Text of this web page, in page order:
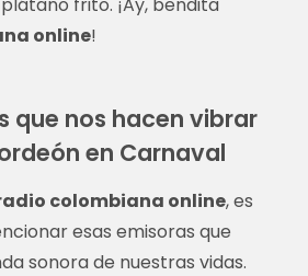
online!
que nos hacen vibrar
en Carnaval
colombiana online, es
esas emisoras que
sonora de nuestras vidas.